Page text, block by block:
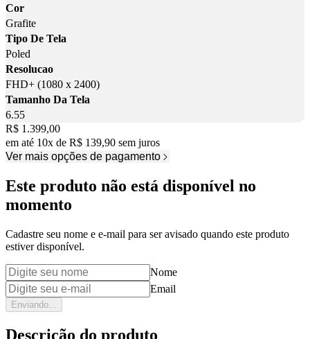
Cor
Grafite
Tipo De Tela
Poled
Resolucao
FHD+ (1080 x 2400)
Tamanho Da Tela
6.55
Price:
R$ 1.399,00
em até 10x de R$ 139,90 sem juros
Ver mais opções de pagamento
Este produto não está disponível no
momento
Cadastre seu nome e e-mail para ser avisado quando este produto
estiver disponível.
Nome
Email
Enviando...
Descrição do produto